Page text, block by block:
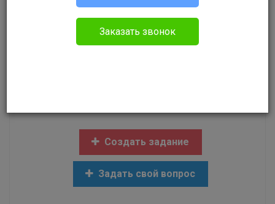
Пользователь # 86178
Без указания категории
Создать задание
Задать свой вопрос
Заказать звонок